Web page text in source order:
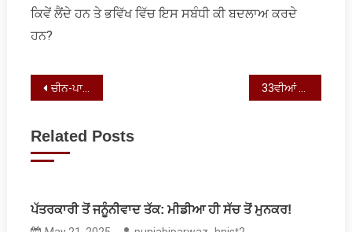
ਕਿਵੇਂ ਲੈਂਦੇ ਹਨ ਤੇ ਭਵਿੱਖ ਵਿੱਚ ਇਸ ਸਬੰਧੀ ਕੀ ਬਦਲਾਅ ਕਰਦੇ
ਹਨ?
Post
ਚੀਨ-ਪਾਕਿਸਤਾਨ ਆਰਥਿਕ ਗਲਿਆਰਾ
Related Posts
ਪੱਤਰਕਾਰੀ ਤੋਂ ਜਨੂੰਨੀਵਾਦ ਤੱਕ: ਮੀਡੀਆ ਹੀ ਸੱਚ ਤੋਂ ਮੁਨਕਰ!